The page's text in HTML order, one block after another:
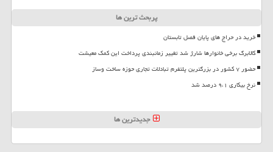
پربحث ترین ها
خرید در حراج های پایان فصل تابستان
کالابرگ برخی خانوارها شارژ شد تغییر زمانبندی پرداخت این کمک معیشت
حضور ۷ کشور در بزرگترین پلتفرم تبادلات تجاری حوزه ساخت وساز
نرخ بیکاری ۹،۱ درصد شد
جدیدترین ها